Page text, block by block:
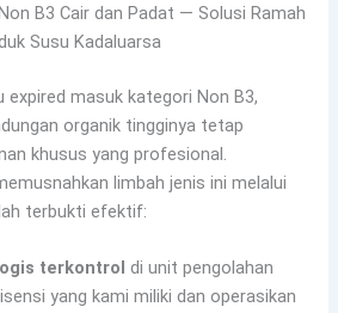
B3 Cair dan Padat — Solusi Ramah
Susu Kadaluarsa
expired masuk kategori Non B3,
organik tingginya tetap
khusus yang profesional.
limbah jenis ini melalui
terbukti efektif:
terkontrol di unit pengolahan
yang kami miliki dan operasikan